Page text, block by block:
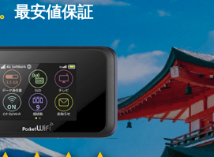
最安値保証